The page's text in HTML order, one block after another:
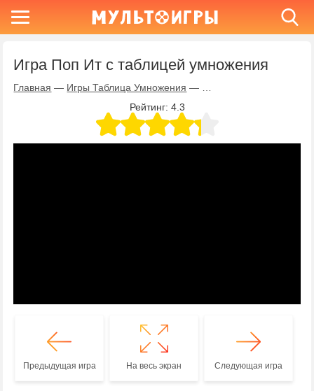
Игра Поп Ит с таблицей умножения
Главная — Игры Таблица Умножения —
Рейтинг: 4.3
Предыдущая игра На весь экран Следующая игра